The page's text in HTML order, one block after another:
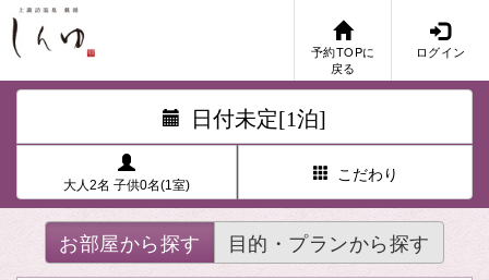
予約TOPに
戻る
ログイン
日付未定[1泊]
大人2名 子供0名(1室)
こだわり
お部屋から探す 目的・プランから探す